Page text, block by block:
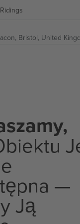
Bristol, United
—
Ją